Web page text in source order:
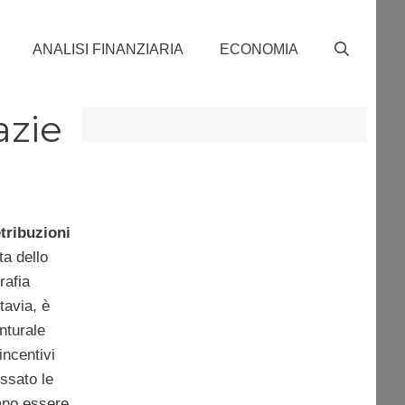
ANALISI FINANZIARIA ECONOMIA
dello
è
le